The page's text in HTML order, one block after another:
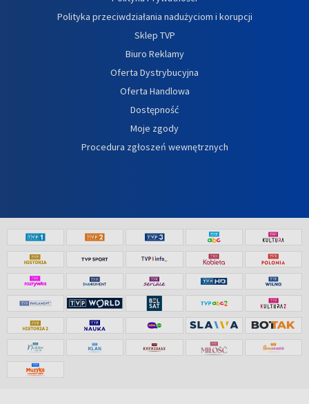
Polityka przeciwdziałania nadużyciom i korupcji
Sklep TVP
Biuro Reklamy
Oferta Dystrybucyjna
Oferta Handlowa
Dostępność
Moje zgody
Procedura zgłoszeń wewnętrznych